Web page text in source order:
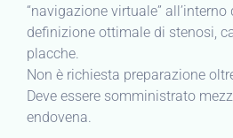
“navigazione virtuale”
definizione ottimale di stenosi,
placche.
Non è richiesta preparazione
Deve essere somministrato
endovena.